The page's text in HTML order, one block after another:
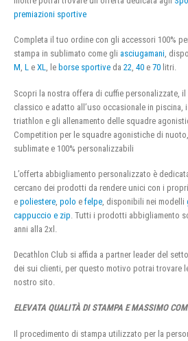
premiazioni sportive
Completa il tuo ordine con gli accessori 100%
stampa in sublimato come gli asciugamani,
M, L e XL, le borse sportive da 22, 40 e 70 litri.
Scopri la nostra offera di cuffie personalizzate,
classico e adatto all’uso occasionale in piscina,
triathlon e gli allenamento delle squadre
Competition per le squadre agonistiche di
sublimate e 100% personalizzabili
L’offerta abbigliamento personalizzato è
cercano dei prodotti da rendere unici con i
e poliestere polo e felpe , disponibili nei modelli
cappuccio e zip . Tutti i prodotti abbigliamento
anni alla 2xl.
Decathlon Club si affida a partner leader del
dei sui clienti, per questo motivo potrai trovare
nostro sito.
ELEVATA QUALITÀ DI STAMPA E MASSIMO
Il procedimento di stampa utilizzato per la